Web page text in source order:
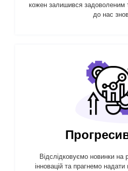
кожен залишився задоволеним
до нас
Відслідковуємо новинки на
інновацій та прагнемо надати